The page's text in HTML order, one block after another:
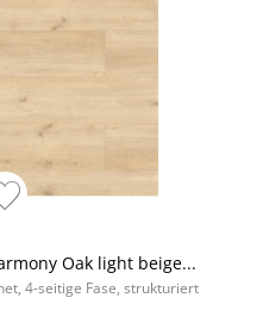
Oak light beige...
4-seitige Fase, strukturiert